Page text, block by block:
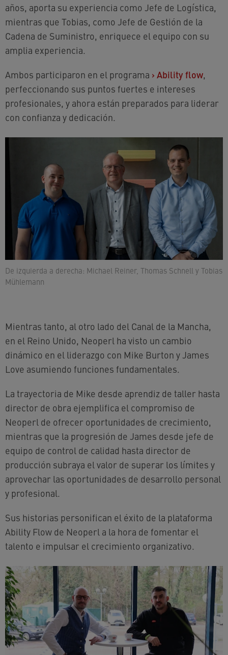
De izquierda a derecha: Michael Reiner, Thomas Schnell y Tobias
Mühlemann
años, aporta su experiencia como Jefe de Logística,
mientras que Tobias, como Jefe de Gestión de la
Cadena de Suministro, enriquece el equipo con su
amplia experiencia.
Ambos participaron en el programa › Ability flow,
perfeccionando sus puntos fuertes e intereses
profesionales, y ahora están preparados para liderar
con confianza y dedicación.
Mientras tanto, al otro lado del Canal de la Mancha,
en el Reino Unido, Neoperl ha visto un cambio
dinámico en el liderazgo con Mike Burton y James
Love asumiendo funciones fundamentales.
La trayectoria de Mike desde aprendiz de taller hasta
director de obra ejemplifica el compromiso de
Neoperl de ofrecer oportunidades de crecimiento,
mientras que la progresión de James desde jefe de
equipo de control de calidad hasta director de
producción subraya el valor de superar los límites y
aprovechar las oportunidades de desarrollo personal
y profesional.
Sus historias personifican el éxito de la plataforma
Ability Flow de Neoperl a la hora de fomentar el
talento e impulsar el crecimiento organizativo.